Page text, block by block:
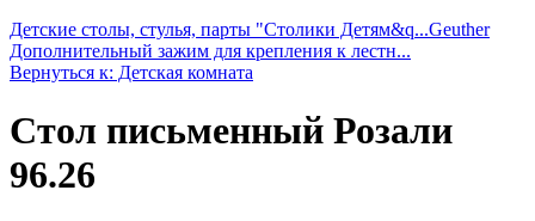
Детские столы, стулья, парты "Столики Детям&q...Geuther
Дополнительный зажим для крепления к лестн...
Вернуться к: Детская комната
Стол письменный Розали
96.26